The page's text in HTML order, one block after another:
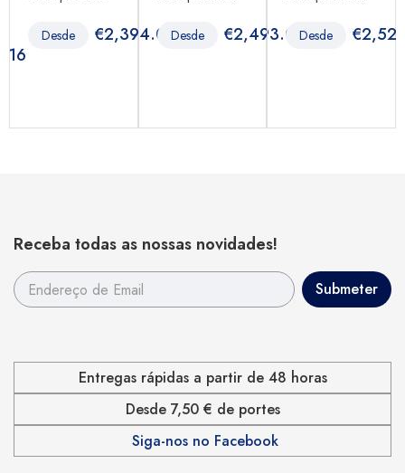
Desde €2,394.00Desde €2,493.00Desde €
Receba todas as nossas novidades!
Entregas rápidas a partir de 48 horas
Desde 7,50 € de portes
Siga-nos no Facebook